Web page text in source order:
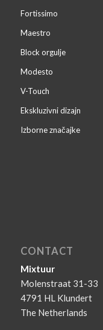
Fortissimo
Maestro
Block orgulje
Modesto
V-Touch
Ekskluzivni dizajn
Izborne značajke
CONTACT
Mixtuur
Molenstraat 31-33
4791 HL Klundert
The Netherlands